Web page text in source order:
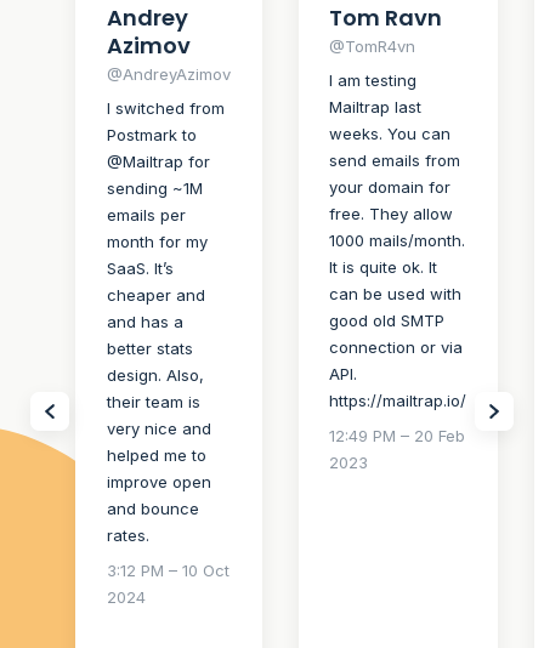
Andrey
Azimov
@AndreyAzimov
I switched from
Postmark to
@Mailtrap for
sending ~1M
emails per
month for my
SaaS. It’s
cheaper and
and has a
better stats
design. Also,
their team is
very nice and
helped me to
improve open
and bounce
rates.
3:12 PM – 10 Oct
2024
Tom Ravn
@TomR4vn
I am testing
Mailtrap last
weeks. You can
send emails from
your domain for
free. They allow
1000 mails/month.
It is quite ok. It
can be used with
good old SMTP
connection or via
API.
https://mailtrap.io/
12:49 PM – 20 Feb
2023